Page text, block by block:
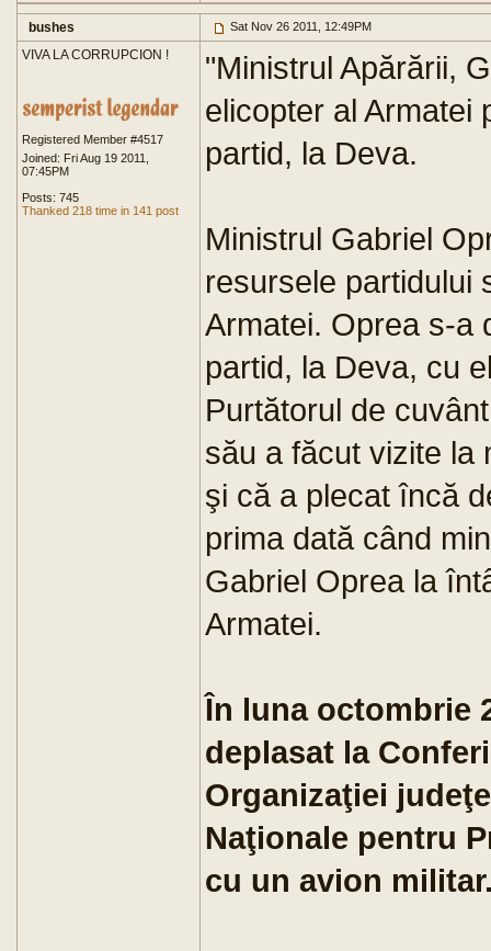
bushes Sat Nov 26 2011, 12:49PM
VIVA LA CORRUPCION !
Registered Member #4517
Joined: Fri Aug 19 2011,
07:45PM
Posts: 745
Thanked 218 time in 141 post
"Ministrul Apărării,
elicopter al Armatei
partid, la Deva.
Ministrul Gabriel
resursele partidului
Armatei. Oprea s-a
partid, la Deva, cu
Purtătorul de
său a făcut vizite la
şi că a plecat încă
prima dată când
Gabriel Oprea la
Armatei.
În luna octombrie
deplasat la
Organizaţiei
Naţionale pentru
cu un avion